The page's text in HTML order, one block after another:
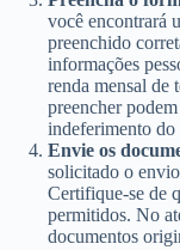
você encontrará
preenchido
informações
renda mensal de
preencher
indeferimento do
Envie os
solicitado o
Certifique-se de
permitidos. No
documentos